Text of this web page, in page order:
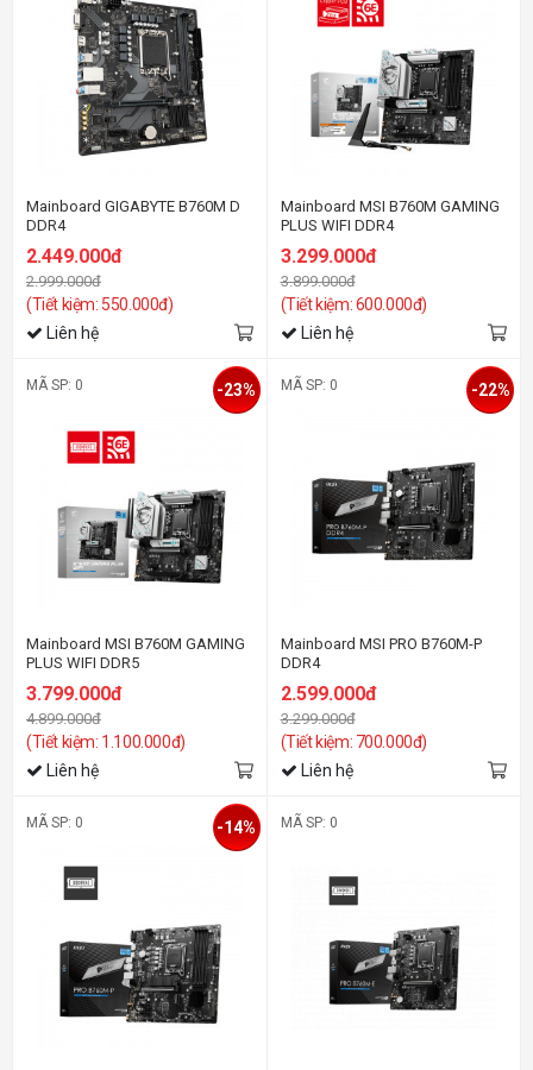
Mainboard GIGABYTE B760M D
DDR4
2.449.000đ
2.999.000đ
(Tiết kiệm: 550.000đ)
Liên hệ
Mainboard MSI B760M GAMING
PLUS WIFI DDR4
3.299.000đ
3.899.000đ
(Tiết kiệm: 600.000đ)
Liên hệ
MÃ SP: 0
Mainboard MSI B760M GAMING
PLUS WIFI DDR5
3.799.000đ
4.899.000đ
(Tiết kiệm: 1.100.000đ)
-23%
Liên hệ
MÃ SP: 0
Mainboard MSI PRO B760M-P
DDR4
2.599.000đ
3.299.000đ
(Tiết kiệm: 700.000đ)
-22%
Liên hệ
MÃ SP: 0 -14% MÃ SP: 0